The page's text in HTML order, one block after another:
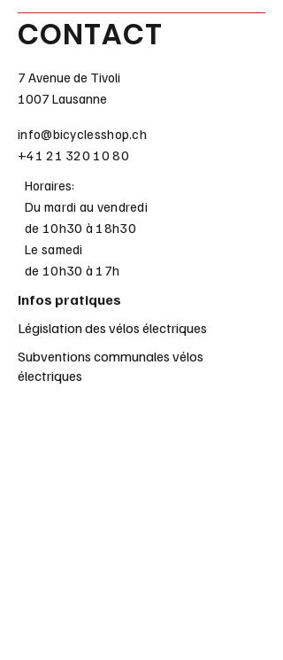
CONTACT
7 Avenue de Tivoli
1007 Lausanne
info@bicyclesshop.ch
+41 21 320 10 80
Horaires:
Du mardi au vendredi
de 10h30 à 18h30
Le samedi
de 10h30 à 17h
Infos pratiques
Législation des vélos électriques
Subventions communales vélos
électriques